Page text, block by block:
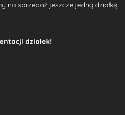
na sprzedaż jeszcze jedną działkę:
działek!